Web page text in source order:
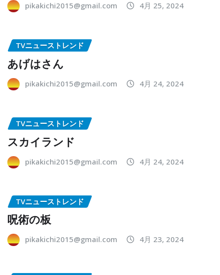
pikakichi2015@gmail.com 4月 25, 2024
TVニューストレンド
あげはさん
pikakichi2015@gmail.com 4月 24, 2024
TVニューストレンド
スカイランド
pikakichi2015@gmail.com 4月 24, 2024
TVニューストレンド
呪術の板
pikakichi2015@gmail.com 4月 23, 2024